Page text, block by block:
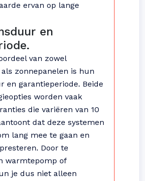
ervan op lange
en
van zowel
zonnepanelen is hun
en garantieperiode. Beide
worden vaak
die variëren van 10
dat deze systemen
lang mee te gaan en
Door te
warmtepomp of
je dus niet alleen